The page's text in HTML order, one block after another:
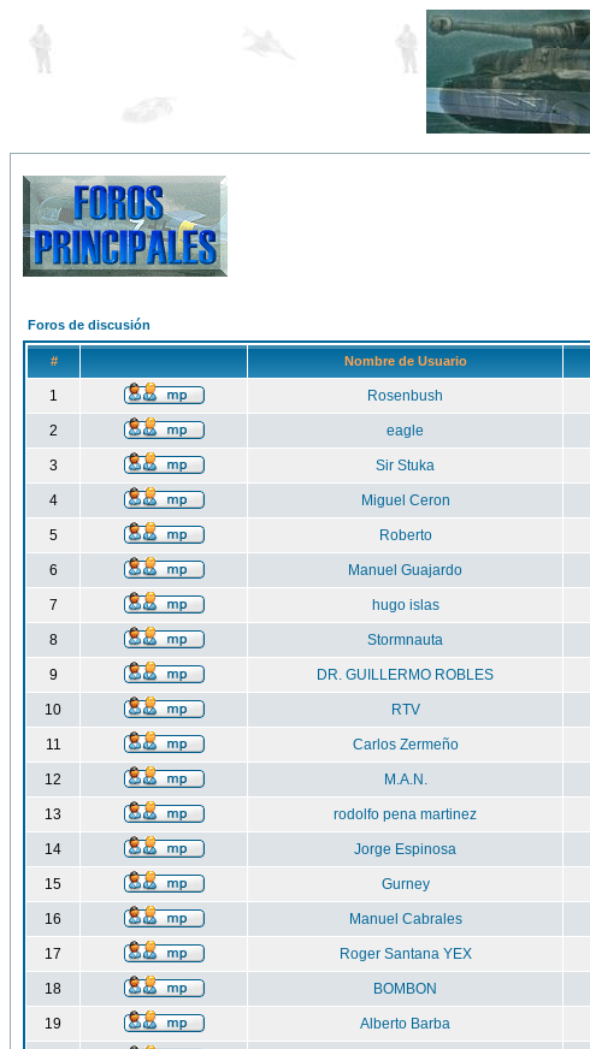
Foros de discusión
# Nombre de Usuario
1 Rosenbush
2 eagle
3 Sir Stuka
4 Miguel Ceron
5 Roberto
6 Manuel Guajardo
7 hugo islas
8 Stormnauta
9 DR. GUILLERMO ROBLES
10 RTV
11 Carlos Zermeño
12 M.A.N.
13 rodolfo pena martinez
14 Jorge Espinosa
15 Gurney
16 Manuel Cabrales
17 Roger Santana YEX
18 BOMBON
19 Alberto Barba